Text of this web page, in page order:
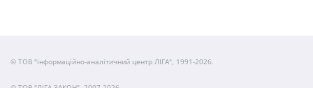
© ТОВ "інформаційно-аналітичний центр ЛІГА", 1991-2026.